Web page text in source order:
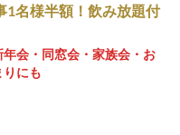
1名様半額！飲み放題付
会・同窓会・家族会・お
にも